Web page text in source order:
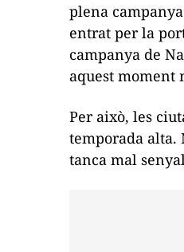
plena
entrat per la
campanya de
aquest moment
Per això, les
temporada alta.
tanca mal